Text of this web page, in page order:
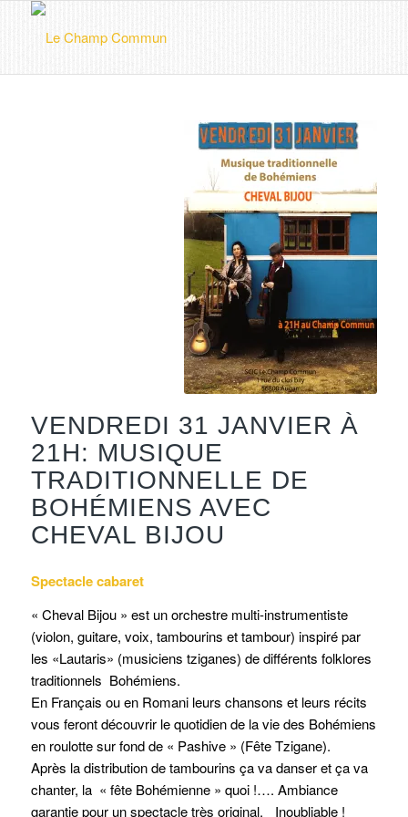
VENDREDI 31 JANVIER À
21H: MUSIQUE
TRADITIONNELLE DE
BOHÉMIENS AVEC
CHEVAL BIJOU
Spectacle cabaret
« Cheval Bijou » est un orchestre multi-instrumentiste
(violon, guitare, voix, tambourins et tambour) inspiré par
les «Lautaris» (musiciens tziganes) de différents folklores
traditionnels Bohémiens.
En Français ou en Romani leurs chansons et leurs récits
vous feront découvrir le quotidien de la vie des Bohémiens
en roulotte sur fond de « Pashive » (Fête Tzigane).
Après la distribution de tambourins ça va danser et ça va
chanter, la « fête Bohémienne » quoi !…. Ambiance
garantie pour un spectacle très original. Inoubliable !